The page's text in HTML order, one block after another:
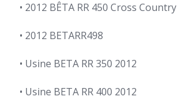
• 2012 BÊTA RR 450 Cross Country
• 2012 BETARR498
• Usine BETA RR 350 2012
• Usine BETA RR 400 2012